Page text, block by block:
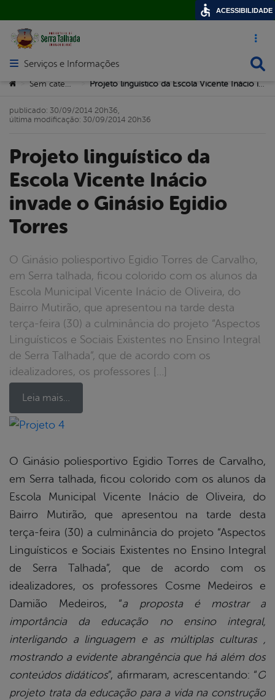
Acesso
Abrir menu principal de navegação
Serviços e Informações
Você está aqui:
> >
Projeto linguístico da
Escola Vicente Inácio
invade o Ginásio Egidio
Torres
O Ginásio poliesportivo Egidio Torres de Carvalho,
em Serra talhada, ficou colorido com os alunos da
Escola Municipal Vicente Inácio de Oliveira, do
Bairro Mutirão, que apresentou na tarde desta
terça-feira (30) a culminância do projeto “Aspectos
Linguísticos e Sociais Existentes no Ensino Integral
de Serra Talhada”, que de acordo com os
idealizadores, os professores […]
Leia mais…
publicado: 30/09/2014 20h36,
última modificação: 30/09/2014 20h36
O Ginásio poliesportivo Egidio Torres de Carvalho,
em Serra talhada, ficou colorido com os alunos da
Escola Municipal Vicente Inácio de Oliveira, do
Bairro Mutirão, que apresentou na tarde desta
terça-feira (30) a culminância do projeto “Aspectos
Linguísticos e Sociais Existentes no Ensino Integral
de Serra Talhada”, que de acordo com os
idealizadores, os professores Cosme Medeiros e
Damião Medeiros, “a proposta é mostrar a
importância da educação no ensino integral,
interligando a linguagem e as múltiplas culturas ,
mostrando a evidente abrangência que há além dos
conteúdos didáticos”, afirmaram, acrescentando: “O
projeto trata da educação para a vida na construção
ACESSIBILIDADE